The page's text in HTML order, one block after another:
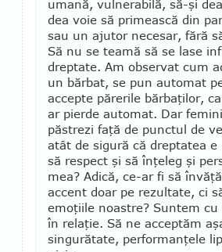
umană, vulnerabilă, să-şi
dea voie să primească din
sau un ajutor necesar, fără
Să nu se teamă să se lase
dreptate. Am observat cum
un bărbat, se pun automat
accepte pă­rerile bărbaţilor,
ar pierde automat. Dar
păstrezi faţă de punctul de
atât de sigură că dreptatea
să respect şi să înţeleg şi
mea? Adică, ce-ar fi să
accent doar pe rezultate, ci
emoţiile noastre? Suntem
în relaţie. Să ne acceptăm
singu­ră­tate, performanţele